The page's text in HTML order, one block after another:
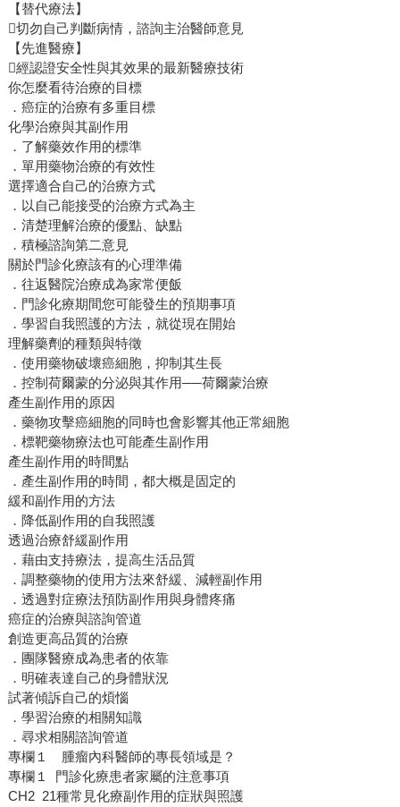
【替代療法】
切勿自己判斷病情，諮詢主治醫師意見
【先進醫療】
經認證安全性與其效果的最新醫療技術
你怎麼看待治療的目標
．癌症的治療有多重目標
化學治療與其副作用
．了解藥效作用的標準
．單用藥物治療的有效性
選擇適合自己的治療方式
．以自己能接受的治療方式為主
．清楚理解治療的優點、缺點
．積極諮詢第二意見
關於門診化療該有的心理準備
．往返醫院治療成為家常便飯
．門診化療期間您可能發生的預期事項
．學習自我照護的方法，就從現在開始
理解藥劑的種類與特徵
．使用藥物破壞癌細胞，抑制其生長
．控制荷爾蒙的分泌與其作用──荷爾蒙治療
產生副作用的原因
．藥物攻擊癌細胞的同時也會影響其他正常細胞
．標靶藥物療法也可能產生副作用
產生副作用的時間點
．產生副作用的時間，都大概是固定的
緩和副作用的方法
．降低副作用的自我照護
透過治療舒緩副作用
．藉由支持療法，提高生活品質
．調整藥物的使用方法來舒緩、減輕副作用
．透過對症療法預防副作用與身體疼痛
癌症的治療與諮詢管道
創造更高品質的治療
．團隊醫療成為患者的依靠
．明確表達自己的身體狀況
試著傾訴自己的煩惱
．學習治療的相關知識
．尋求相關諮詢管道
專欄１ 腫瘤內科醫師的專長領域是？
專欄１ 門診化療患者家屬的注意事項
CH2 21種常見化療副作用的症狀與照護